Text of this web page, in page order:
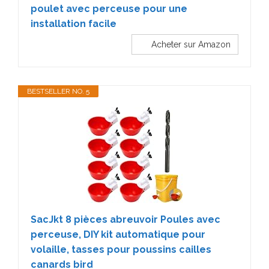
poulet avec perceuse pour une
installation facile
Acheter sur Amazon
BESTSELLER NO. 5
SacJkt 8 pièces abreuvoir Poules avec
perceuse, DIY kit automatique pour
volaille, tasses pour poussins cailles
canards bird